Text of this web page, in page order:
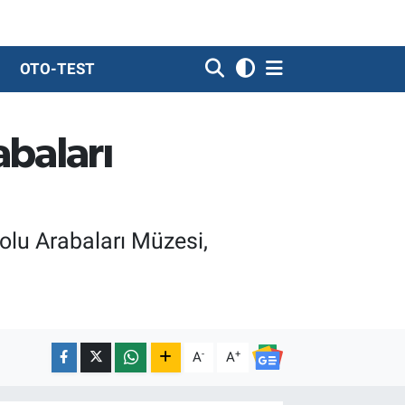
OTO-TEST
Arabaları Müzesi,
A- A+